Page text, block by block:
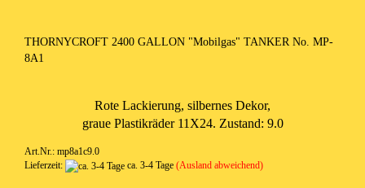
THORNYCROFT 2400 GALLON "Mobilgas" TANKER No. MP-
8A1
Rote Lackierung, silbernes Dekor,
graue Plastikräder 11X24. Zustand: 9.0
Art.Nr.: mp8a1c9.0
Lieferzeit:
ca. 3-4 Tage (Ausland abweichend)